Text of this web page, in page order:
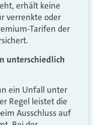
erhält keine
verrenkte oder
Tarifen der
unterschiedlich
ein Unfall unter
Regel leistet die
Ausschluss auf